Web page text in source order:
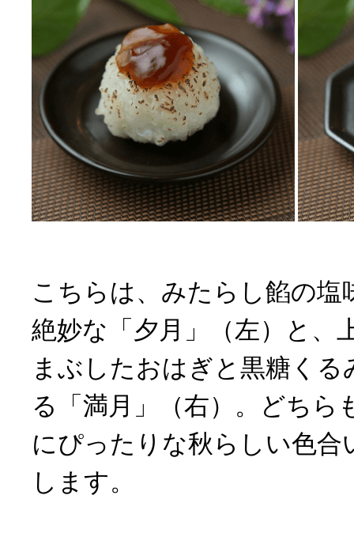
こちらは、みたらし餡の塩
絶妙な「夕月」（左）と、
まぶしたおはぎと黒糖く
る「満月」（右）。どちら
にぴったりな秋らしい色合
します。